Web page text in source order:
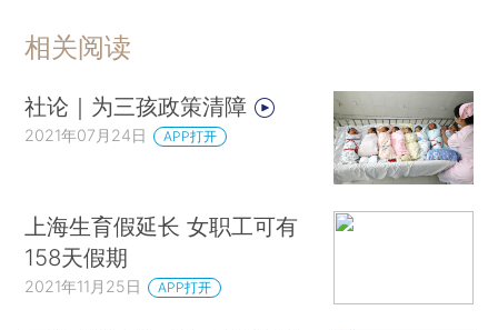
相关阅读
社论｜为三孩政策清障
2021年07月24日 APP打开
上海生育假延长 女职工可有
158天假期
2021年11月25日 APP打开